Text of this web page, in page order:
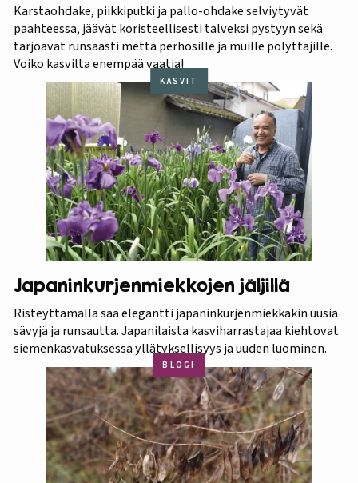
Karstaohdake, piikkiputki ja pallo-ohdake selviytyvät
paahteessa, jäävät koristeellisesti talveksi pystyyn sekä
tarjoavat runsaasti mettä perhosille ja muille pölyttäjille.
Voiko kasvilta enempää vaatia!
KASVIT
Japaninkurjenmiekkojen jäljillä
Risteyttämällä saa elegantti japaninkurjenmiekkakin uusia
sävyjä ja runsautta. Japanilaista kasviharrastajaa kiehtovat
siemenkasvatuksessa yllätyksellisyys ja uuden luominen.
BLOGI